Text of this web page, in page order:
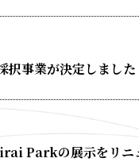
事業が決定しました
Parkの展示をリニ